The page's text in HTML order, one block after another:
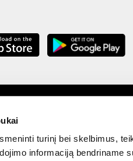
turinį bei skelbimus,
informaciją bendriname